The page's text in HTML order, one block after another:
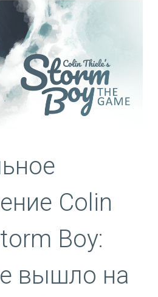
Colin
Boy:
вышло на